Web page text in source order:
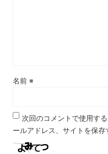
名前 ※
次回のコメントで使用す
ールアドレス、サイトを保存